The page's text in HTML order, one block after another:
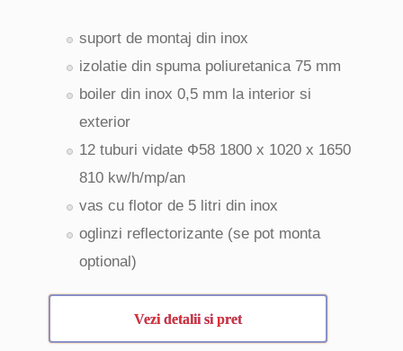
suport de montaj din inox
izolatie din spuma poliuretanica 75 mm
boiler din inox 0,5 mm la interior si
exterior
12 tuburi vidate Ф58 1800 x 1020 x 1650
810 kw/h/mp/an
vas cu flotor de 5 litri din inox
oglinzi reflectorizante (se pot monta
optional)
Vezi detalii si pret